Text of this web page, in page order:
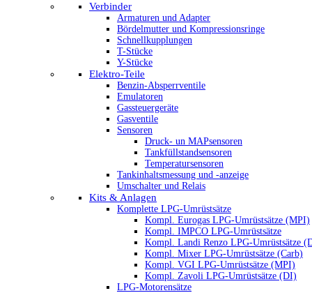
Verbinder
Armaturen und Adapter
Bördelmutter und Kompressionsringe
Schnellkupplungen
T-Stücke
Y-Stücke
Elektro-Teile
Benzin-Absperrventile
Emulatoren
Gassteuergeräte
Gasventile
Sensoren
Druck- un MAPsensoren
Tankfüllstandsensoren
Temperatursensoren
Tankinhaltsmessung und -anzeige
Umschalter und Relais
Kits & Anlagen
Komplette LPG-Umrüstsätze
Kompl. Eurogas LPG-Umrüstsätze (MPI)
Kompl. IMPCO LPG-Umrüstsätze
Kompl. Landi Renzo LPG-Umrüstsätze
Kompl. Mixer LPG-Umrüstsätze (Carb)
Kompl. VGI LPG-Umrüstsätze (MPI)
Kompl. Zavoli LPG-Umrüstsätze (DI)
LPG-Motorensätze